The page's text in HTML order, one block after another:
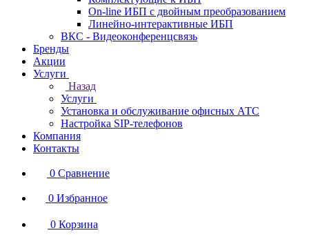
On-line ИБП с двойным преобразованием
Линейно-интерактивные ИБП
ВКС - Видеоконференцсвязь
Бренды
Акции
Услуги
Назад
Услуги
Установка и обслуживание офисных АТС
Настройка SIP-телефонов
Компания
Контакты
0 Сравнение
0 Избранное
0 Корзина